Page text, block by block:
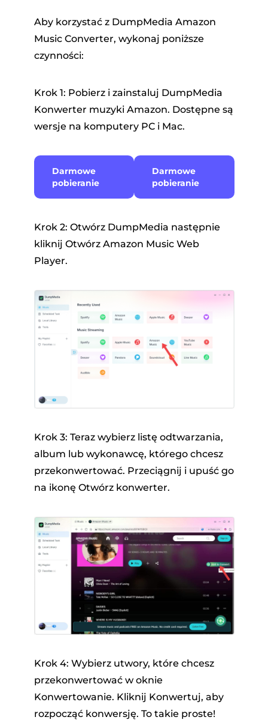
Aby korzystać z DumpMedia Amazon
Music Converter, wykonaj poniższe
czynności:
Krok 1: Pobierz i zainstaluj DumpMedia
Konwerter muzyki Amazon. Dostępne są
wersje na komputery PC i Mac.
Darmowe
pobieranie
Darmowe
pobieranie
Krok 2: Otwórz DumpMedia następnie
kliknij Otwórz Amazon Music Web
Player.
Krok 3: Teraz wybierz listę odtwarzania,
album lub wykonawcę, którego chcesz
przekonwertować. Przeciągnij i upuść go
na ikonę Otwórz konwerter.
Krok 4: Wybierz utwory, które chcesz
przekonwertować w oknie
Konwertowanie. Kliknij Konwertuj, aby
rozpocząć konwersję. To takie proste!